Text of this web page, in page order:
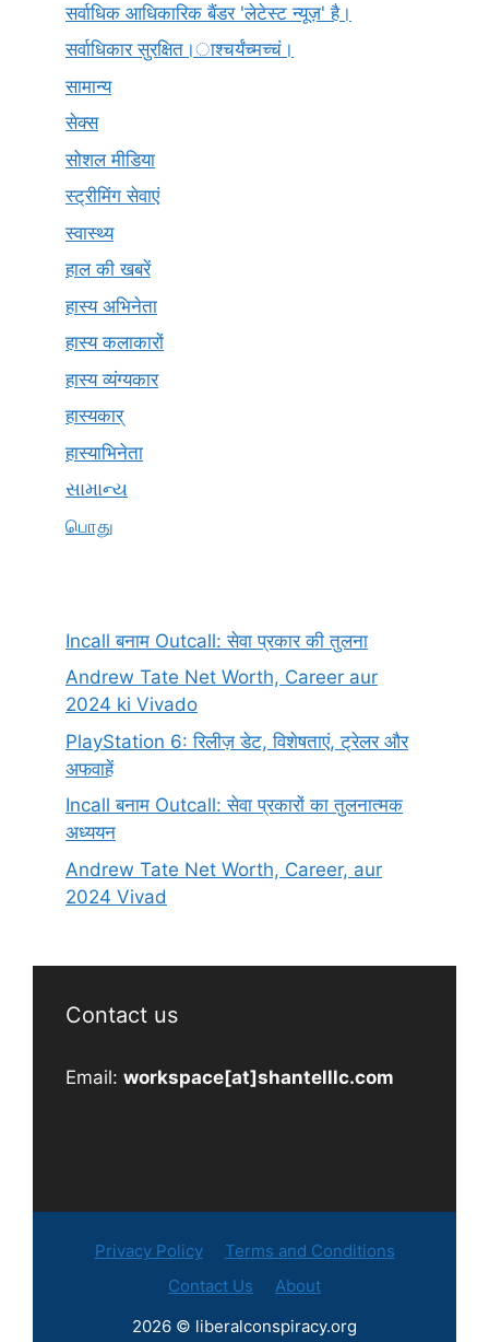
सर्वाधिक आधिकारिक बैंडर 'लेटेस्ट न्यूज़' है।
सर्वाधिकार सुरक्षित।ाश्चर्यंच्मच्चं।
सामान्य
सेक्स
सोशल मीडिया
स्ट्रीमिंग सेवाएं
स्वास्थ्य
हाल की खबरें
हास्य अभिनेता
हास्य कलाकारों
हास्य व्यंग्यकार
हास्यकार्
हास्याभिनेता
સામાન્ય
பொது
Incall बनाम Outcall: सेवा प्रकार की तुलना
Andrew Tate Net Worth, Career aur
2024 ki Vivado
PlayStation 6: रिलीज़ डेट, विशेषताएं, ट्रेलर और
अफवाहें
Incall बनाम Outcall: सेवा प्रकारों का तुलनात्मक
अध्ययन
Andrew Tate Net Worth, Career, aur
2024 Vivad
Contact us
Email: workspace[at]shantelllc.com
Privacy Policy
Terms and Conditions
Contact Us
About
2026 © liberalconspiracy.org